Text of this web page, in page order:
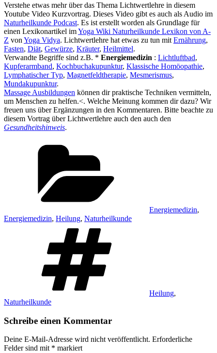
Verstehe etwas mehr über das Thema Lichtwertlehre in diesem
Youtube Video Kurzvortrag. Dieses Video gibt es auch als Audio im
Naturheilkunde Podcast. Es ist erstellt worden als Grundlage für
einen Lexikonartikel imYoga Wiki Naturheilkunde Lexikon von A-
Z von Yoga Vidya. Lichtwertlehre hat etwas zu tun mit Ernährung,
Fasten, Diät, Gewürze, Kräuter, Heilmittel.
Verwandte Begriffe sind z.B. * Energiemedizin : Lichtluftbad,
Kupferarmband, Kochbuchakupunktur, Klassische Homöopathie,
Lymphatischer Typ, Magnetfeldtherapie, Mesmerismus,
Mundakupunktur.
Massage Ausbildungen können dir praktische Techniken vermitteln,
um Menschen zu helfen.<. Welche Meinung kommen dir dazu? Wir
freuen uns über Ergänzungen in den Kommentaren. Bitte beachte zu
diesem Vortrag über Lichtwertlehre auch den auch den
Gesundheitshinweis.
Energiemedizin,
Energiemedizin, Heilung, Naturheilkunde
Heilung,
Naturheilkunde
Schreibe einen Kommentar
Deine E-Mail-Adresse wird nicht veröffentlicht. Erforderliche
Felder sind mit * markiert